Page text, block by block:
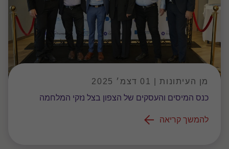
מן העיתונות | 01 דצמ׳ 2025
כנס המיסים והעסקים של הצפון בצל נזקי המלחמה
להמשך קריאה